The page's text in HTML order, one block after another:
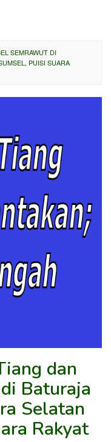
SEMRAWUT DI
PUISI SUARA
dan
Baturaja
Selatan
Rakyat